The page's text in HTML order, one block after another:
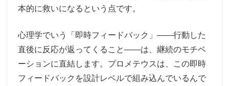
本的に救いになるという点です。
心理学でいう「即時フィードバック」——行動した
直後に反応が返ってくること——は、継続のモチベ
ーションに直結します。プロメテウスは、この即時
フィードバックを設計レベルで組み込んでいるんで